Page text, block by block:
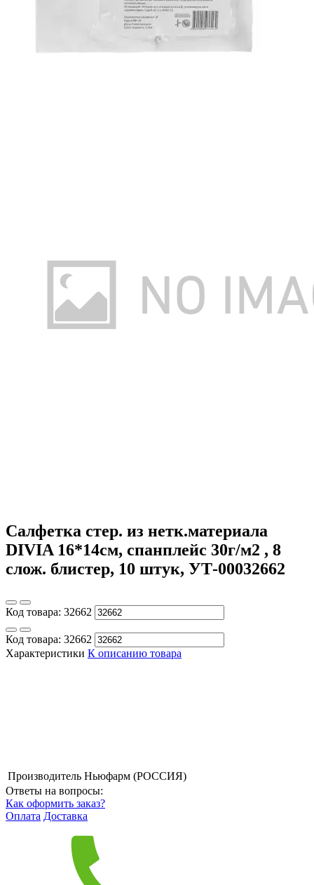
Салфетка стер. из нетк.материала
DIVIA 16*14см, спанплейс 30г/м2 , 8
слож. блистер, 10 штук, УТ-00032662
Код товара: 32662
Код товара: 32662
Характеристики К описанию товара
Производитель Ньюфарм (РОССИЯ)
Ответы на вопросы:
Как оформить заказ?
Оплата Доставка